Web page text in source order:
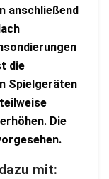
anschließend
die
Spielgeräten
Die
mit: